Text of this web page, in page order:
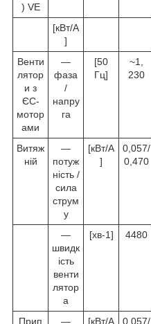
) VЕ
[кВт/A
]
Венти
лятор
и з
ЄС-
мотор
ами
—
фаза
/
напру
га
[50
Гц]
~1,
230
Витяж
ній
—
потуж
ність /
сила
струм
у
[кВт/A
]
0,057/
0,470
—
швидк
ість
венти
лятор
а
[хв-1] 4480
Прип — [кВт/A 0,057/